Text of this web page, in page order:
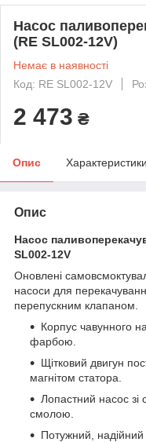
Насос
(RE SL002-12V)
Немає в наявності
Код: RE SL002-12V
2 473 ₴
Опис Характеристики
Опис
Насос
SL002-12V
Оновлені
насоси для
перепускним клапаном.
Корпус чавунного
фарбою.
Щітковий двигун
магнітом статора.
Лопастний насос
смолою.
Потужний, надійний